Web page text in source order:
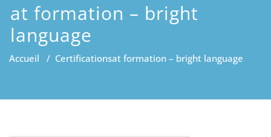
at formation – bright
language
Accueil / Certificationsat formation – bright language